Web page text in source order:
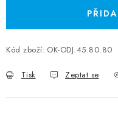
Kód zboží: OK-ODJ.45.80.80
Tisk Zeptat se